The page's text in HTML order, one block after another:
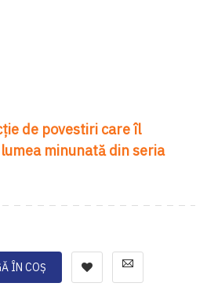
de povestiri care îl
minunată din seria
ÎN COȘ